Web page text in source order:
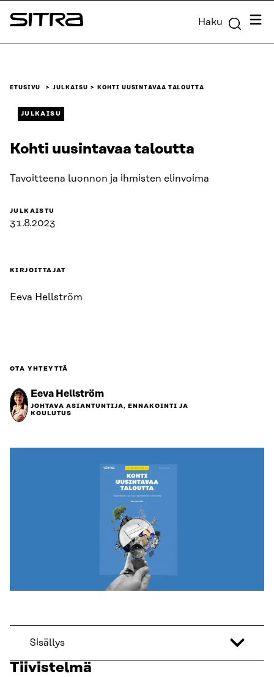
Siirry
suoraan
Sitra Haku
ETUSIVU JULKAISU KOHTI UUSINTAVAA TALOUTTA
JULKAISU
Kohti uusintavaa taloutta
Tavoitteena luonnon ja ihmisten elinvoima
JULKAISTU
31.8.2023
KIRJOITTAJAT
Eeva Hellström
OTA YHTEYTTÄ
Eeva Hellström
JOHTAVA ASIANTUNTIJA, ENNAKOINTI JA
KOULUTUS
Sisällys
Tiivistelmä